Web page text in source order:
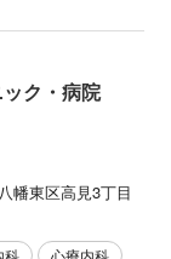
ク・病院
幡東区高見3丁目
科 心療内科